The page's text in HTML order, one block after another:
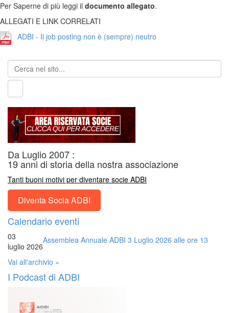
Per Saperne di più leggi il documento allegato.
ALLEGATI E LINK CORRELATI
ADBI - Il job posting non è (sempre) neutro
Da Luglio 2007 :
19 anni di storia della nostra associazione
Tanti buoni motivi per diventare socie ADBI
Diventa Socia ADBI
Calendario eventi
03
luglio 2026
Assemblea Annuale ADBI 3 Luglio 2026 alle ore 13
Vai all'archivio »
I Podcast di ADBI